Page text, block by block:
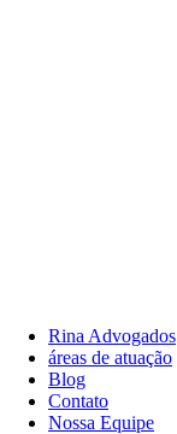
Rina Advogados
áreas de atuação
Blog
Contato
Nossa Equipe